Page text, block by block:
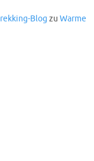
Blog zu Warme